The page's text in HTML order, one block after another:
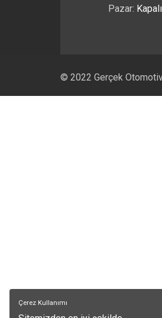
Çerez Kullanımı
Pazar: Kapalı
© 2022 Gerçek